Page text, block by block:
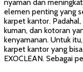
nyaman dan
elemen penting yang
karpet kantor.
kuman, dan kotoran
kenyamanan. Untuk
karpet kantor yang
EXOCLEAN. Sebagai